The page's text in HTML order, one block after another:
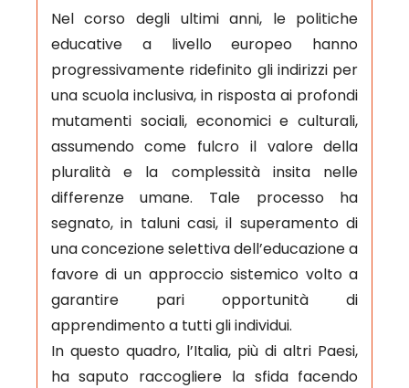
Nel corso degli ultimi anni, le politiche
educative a livello europeo hanno
progressivamente ridefinito gli indirizzi per
una scuola inclusiva, in risposta ai profondi
mutamenti sociali, economici e culturali,
assumendo come fulcro il valore della
pluralità e la complessità insita nelle
differenze umane. Tale processo ha
segnato, in taluni casi, il superamento di
una concezione selettiva dell’educazione a
favore di un approccio sistemico volto a
garantire pari opportunità di
apprendimento a tutti gli individui.
In questo quadro, l’Italia, più di altri Paesi,
ha saputo raccogliere la sfida facendo